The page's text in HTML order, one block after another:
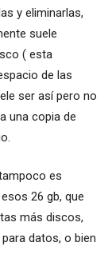
y eliminarlas,
suele
( esta
de las
ser así pero no
una copia de
es
26 gb, que
más discos,
datos, o bien